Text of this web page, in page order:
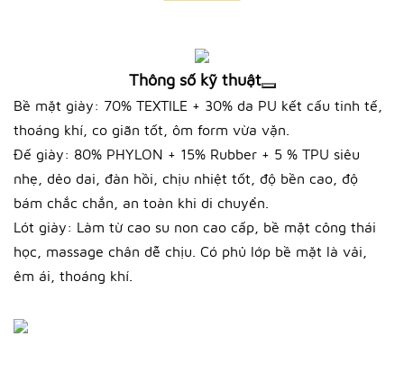
Thông số kỹ thuật
Bề mặt giày: 70% TEXTILE + 30% da PU kết cấu tinh tế,
thoáng khí, co giãn tốt, ôm form vừa vặn.
Đế giày: 80% PHYLON + 15% Rubber + 5 % TPU siêu
nhẹ, dẻo dai, đàn hồi, chịu nhiệt tốt, độ bền cao, độ
bám chắc chắn, an toàn khi di chuyển.
Lót giày: Làm từ cao su non cao cấp, bề mặt công thái
học, massage chân dễ chịu. Có phủ lớp bề mặt là vải,
êm ái, thoáng khí.